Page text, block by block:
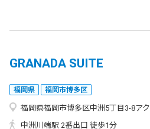
GRANADA SUITE
福岡県 福岡市博多区
福岡県福岡市博多区中洲5丁目3-8ア
中洲川端駅 2番出口 徒歩1分